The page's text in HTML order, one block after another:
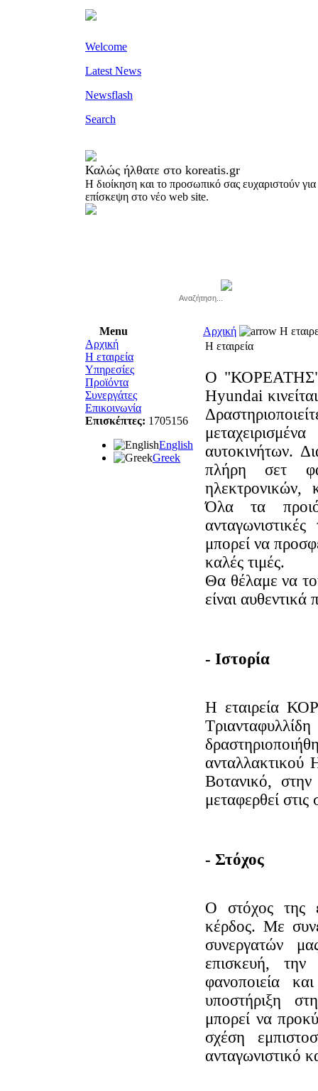
Welcome
Latest News
Newsflash
Search
Καλώς ήλθατε στο koreatis.gr
H διοίκηση και το προσωπικό σας ευχαριστούν για
επίσκεψη στο νέο web site.
Menu
Αρχική
Η εταιρεία
Υπηρεσίες
Προϊόντα
Συνεργάτες
Επικοινωνία
Επισκέπτες: 1705156
English
Greek
Αρχική
Η
Η εταιρεία
O "ΚΟΡΕΑΤΗΣ"
Hyundai
αυτοκινήτων.
πλήρη σετ
ηλεκτρονικών,
Όλα τα
μπορεί να
καλές τιμές.
Θα θέλαμε να
είναι αυθεντικά
- Ιστορία
Η εταιρεία
ανταλλακτικού
Βοτανικό,
μεταφερθεί στις
- Στόχος
Ο στόχος της
κέρδος. Με
συνεργατών
επισκευή, την
φανοποιεία
υποστήριξη
μπορεί να
σχέση
ανταγωνιστικό